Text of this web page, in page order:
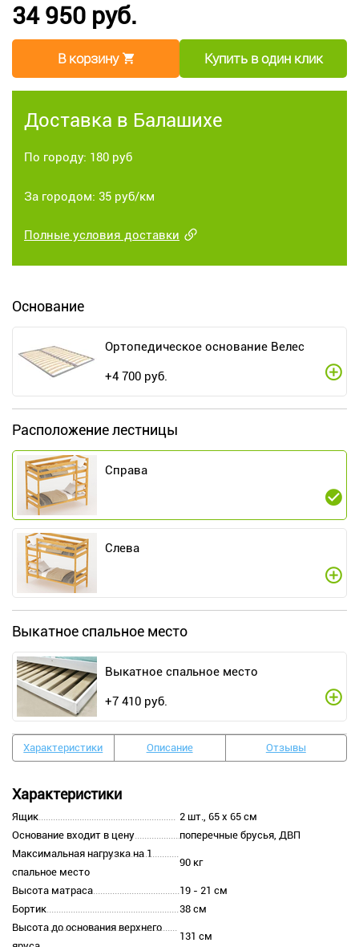
34 950 руб.
В корзину Купить в один клик
Доставка в Балашихе
По городу: 180 руб
За городом: 35 руб/км
Полные условия доставки
Основание
Ортопедическое основание Велес
+4 700 руб.
Расположение лестницы
Справа
Слева
Выкатное спальное место
Выкатное спальное место
+7 410 руб.
Характеристики Описание Отзывы
Характеристики
Ящик
2 шт., 65 х 65 см
Основание входит в цену
поперечные брусья, ДВП
Максимальная нагрузка на 1
спальное место
90 кг
Высота матраса
19 - 21 см
Бортик
38 см
Высота до основания верхнего
131 см